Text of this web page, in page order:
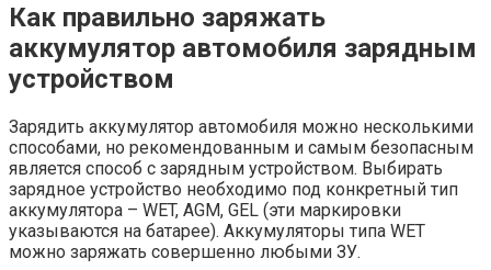
Как правильно заряжать
аккумулятор автомобиля зарядным
устройством
Зарядить аккумулятор автомобиля можно несколькими
способами, но рекомендованным и самым безопасным
является способ с зарядным устройством. Выбирать
зарядное устройство необходимо под конкретный тип
аккумулятора – WET, AGM, GEL (эти маркировки
указываются на батарее). Аккумуляторы типа WET
можно заряжать совершенно любыми ЗУ.